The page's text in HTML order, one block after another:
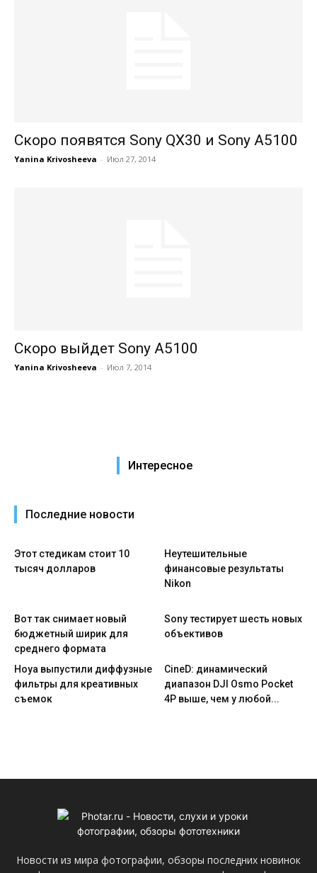
Скоро появятся Sony QX30 и Sony A5100
Yanina Krivosheeva - Июл 27, 2014
Скоро выйдет Sony A5100
Yanina Krivosheeva - Июл 7, 2014
Интересное
Последние новости
Этот стедикам стоит 10
тысяч долларов
Неутешительные
финансовые результаты
Nikon
Вот так снимает новый
бюджетный ширик для
среднего формата
Sony тестирует шесть новых
объективов
Hoya выпустили диффузные
фильтры для креативных
съемок
CineD: динамический
диапазон DJI Osmo Pocket
4P выше, чем у любой...
Новости из мира фотографии, обзоры последних новинок